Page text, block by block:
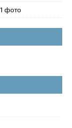
фото